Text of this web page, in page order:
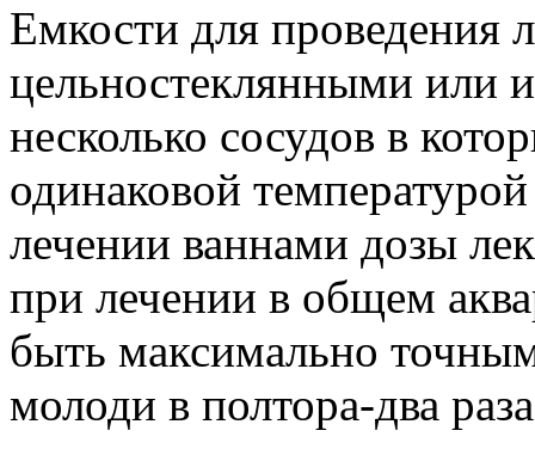
Емкости для проведения
цельностеклянными или
несколько сосудов в
одинаковой
лечении ваннами дозы
при лечении в общем
быть максимально
молоди в полтора-два